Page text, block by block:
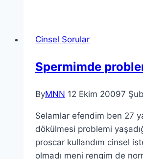
Cinsel Sorular
Spermimde
ByMNN 12 Ekim 20097
Selamlar efendim ben 27
dökülmesi problemi
proscar kullandım cinsel
olmadı meni rengim de